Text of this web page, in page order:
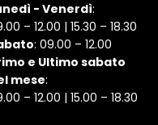
- Venerdì:
– 12.00 | 15.30 – 18.30
: 09.00 – 12.00
e Ultimo sabato
mese:
– 12.00 | 15.00 – 18.30